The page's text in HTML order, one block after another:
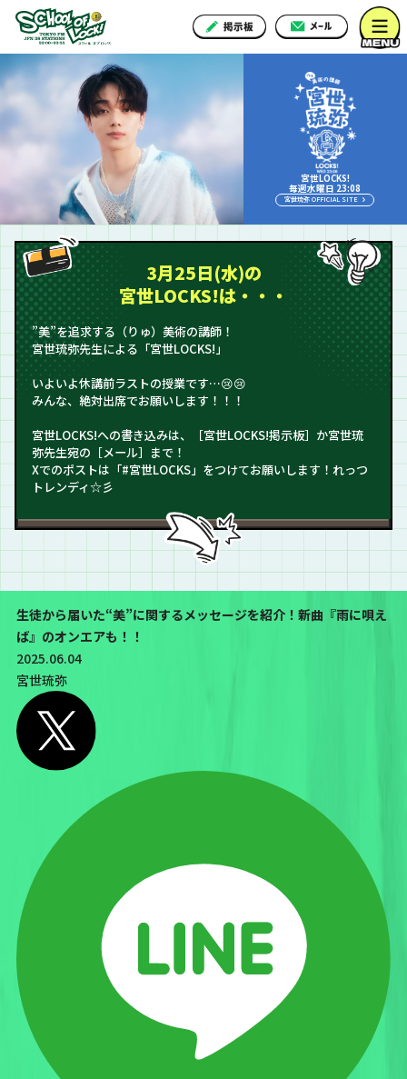
宮世LOCKS!
毎週水曜日 23:08
宮世琉弥 OFFICIAL SITE
3月25日(水)の
宮世LOCKS!は・・・
”美”を追求する（りゅ）美術の講師！
宮世琉弥先生による「宮世LOCKS!」
いよいよ休講前ラストの授業です…😢😢
みんな、絶対出席でお願いします！！！
宮世LOCKS!への書き込みは、［宮世LOCKS!掲示板］か宮世琉
弥先生宛の［メール］まで！
Xでのポストは「#宮世LOCKS」をつけてお願いします！れっつ
トレンディ☆彡
生徒から届いた“美”に関するメッセージを紹介！新曲『雨に唄え
ば』のオンエアも！！
2025.06.04
宮世琉弥